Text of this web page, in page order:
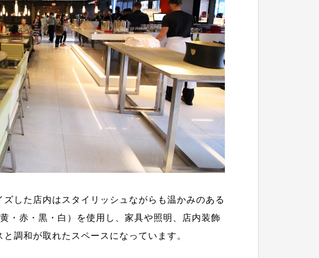
した店内はスタイリッシュながらも温かみのある
・赤・黒・白）を使用し、家具や照明、店内装飾
調和が取れたスペースになっています。